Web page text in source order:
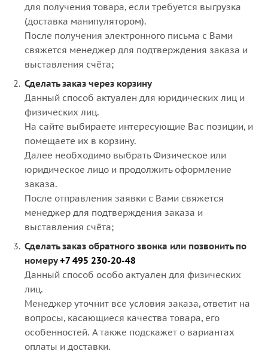
для получения товара, если требуется выгрузка
(доставка манипулятором).
После получения электронного письма с Вами
свяжется менеджер для подтверждения заказа и
выставления счёта;
Сделать заказ через корзину
Данный способ актуален для юридических лиц и
физических лиц.
На сайте выбираете интересующие Вас позиции, и
помещаете их в корзину.
Далее необходимо выбрать Физическое или
юридическое лицо и продолжить оформление
заказа.
После отправления заявки с Вами свяжется
менеджер для подтверждения заказа и
выставления счёта;
Сделать заказ обратного звонка или позвонить по
номеру+7 495 230-20-48
Данный способ особо актуален для физических
лиц.
Менеджер уточнит все условия заказа, ответит на
вопросы, касающиеся качества товара, его
особенностей. А также подскажет о вариантах
оплаты и доставки.